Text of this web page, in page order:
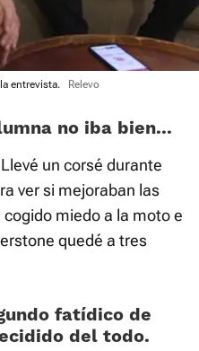
entrevista. Relevo
no iba bien...
un corsé durante
ver si mejoraban las
miedo a la moto e
quedé a tres
fatídico de
del todo.